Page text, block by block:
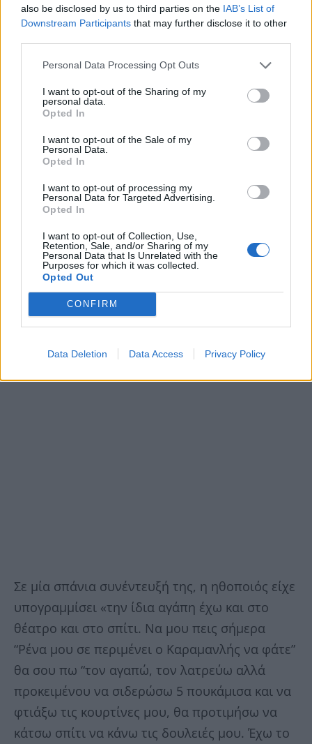
also be disclosed by us to third parties on the IAB’s List of
Downstream Participants that may further disclose it to other
Personal Data Processing Opt Outs
I want to opt-out of the Sharing of my
personal data.
Opted In
I want to opt-out of the Sale of my
Personal Data.
Opted In
I want to opt-out of processing my
Personal Data for Targeted Advertising.
Opted In
I want to opt-out of Collection, Use,
Retention, Sale, and/or Sharing of my
Personal Data that Is Unrelated with the
Purposes for which it was collected.
Opted Out
CONFIRM
Data Deletion Data Access Privacy Policy
Τα τελευταία λόγια που είπε η Ρένα
Βλαχοπούλου
Λίγο πριν από τον θάνατό της, ο Νίκος
Ζαχόπουλος την επισκέφθηκε στο δωμάτιό της
και της είπε «Ρένα μου, βλέπω είσαι πολύ
καλύτερα. Άντε κάνε κουράγιο για να πάμε
σπίτι. Πώς νιώθεις;» και εκείνη απάντησε «μια
χαρά, Νίκο μου, μια χαρά».
Σε μία σπάνια συνέντευξή της, η ηθοποιός είχε
υπογραμμίσει «την ίδια αγάπη έχω και στο
θέατρο και στο σπίτι. Να μου πεις σήμερα
“Ρένα μου σε περιμένει ο Καραμανλής να φάτε”
θα σου πω “τον αγαπώ, τον λατρεύω αλλά
προκειμένου να σιδερώσω 5 πουκάμισα και να
φτιάξω τις κουρτίνες μου, θα προτιμήσω να
κάτσω σπίτι να κάνω τις δουλειές μου. Έχω το